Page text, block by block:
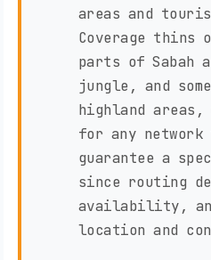
areas and
Coverage thins
parts of Sabah
jungle, and
highland areas,
for any
guarantee a
since routing
availability,
location and